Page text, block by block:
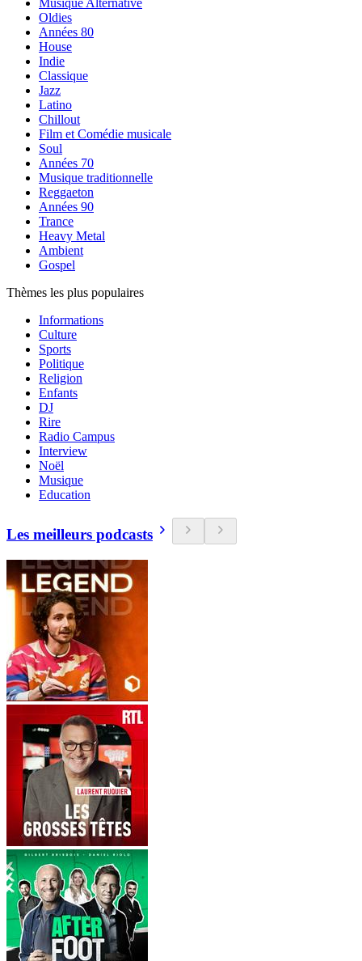
Musique Alternative
Oldies
Années 80
House
Indie
Classique
Jazz
Latino
Chillout
Film et Comédie musicale
Soul
Années 70
Musique traditionnelle
Reggaeton
Années 90
Trance
Heavy Metal
Ambient
Gospel
Thèmes les plus populaires
Informations
Culture
Sports
Politique
Religion
Enfants
DJ
Rire
Radio Campus
Interview
Noël
Musique
Education
Les meilleurs podcasts